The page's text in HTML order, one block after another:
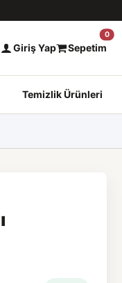
Giriş Yap Sepetim
0
Temizlik Ürünleri